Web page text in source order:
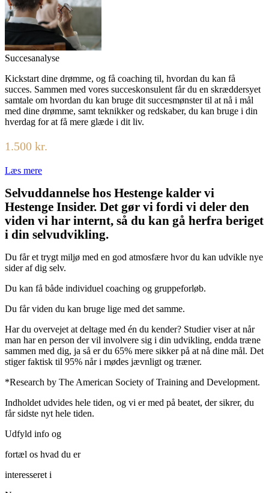
Succesanalyse
Kickstart dine drømme, og få coaching til, hvordan du kan få
succes. Sammen med vores succeskonsulent får du en skræddersyet
samtale om hvordan du kan bruge dit succesmønster til at nå i mål
med dine drømme, samt teknikker og redskaber, du kan bruge i din
hverdag for at få mere glæde i dit liv.
1.500 kr.
Læs mere
Selvuddannelse hos Hestenge kalder vi
Hestenge Insider. Det gør vi fordi vi deler den
viden vi har internt, så du kan gå herfra beriget
i din selvudvikling.
Du får et trygt miljø med en god atmosfære hvor du kan udvikle nye
sider af dig selv.
Du kan få både individuel coaching og gruppeforløb.
Du får viden du kan bruge lige med det samme.
Har du overvejet at deltage med én du kender? Studier viser at når
man har en person der vil involvere sig i din udvikling, endda træne
sammen med dig, ja så er du 65% mere sikker på at nå dine mål. Det
stiger faktisk til 95% når i mødes jævnligt og træner.
*Research by The American Society of Training and Development.
Indholdet udvides hele tiden, og vi er med på beatet, der sikrer, du
får sidste nyt hele tiden.
Udfyld info og
fortæl os hvad du er
​interesseret i